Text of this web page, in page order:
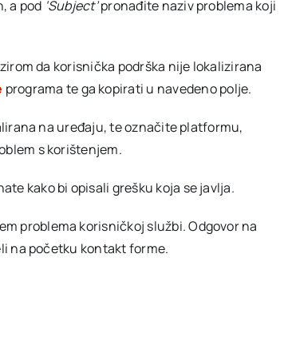
a pod ‘Subject’pronađite naziv problema koji
da korisnička podrška nije lokalizirana
programa te ga kopirati u navedeno polje.
na uređaju, te označite platformu,
s korištenjem.
kako bi opisali grešku koja se javlja.
problema korisničkoj službi. Odgovor na
na početku kontakt forme.